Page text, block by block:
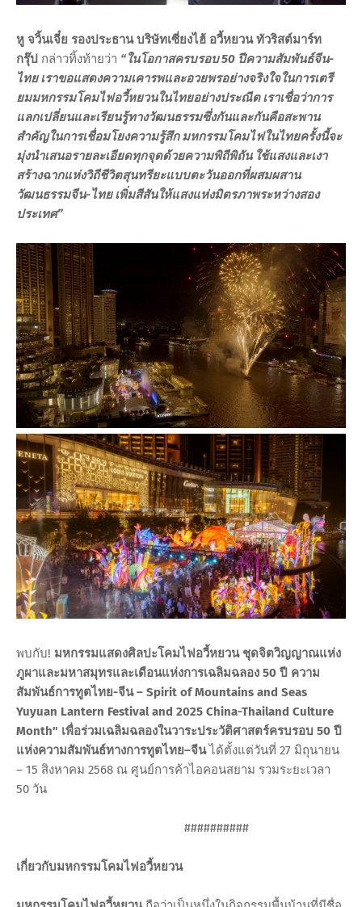
หู จวิ้นเจี๋ย รองประธาน บริษัทเซี่ยงไฮ้ อวี้หยวน ทัวริสต์มาร์ท
กรุ๊ป กล่าวทิ้งท้ายว่า “ในโอกาสครบรอบ 50 ปีความสัมพันธ์จีน-
ไทย เราขอแสดงความเคารพและอวยพรอย่างจริงใจในการเตรี
ยมมหกรรมโคมไฟอวี้หยวนในไทยอย่างประณีต เราเชื่อว่าการ
แลกเปลี่ยนและเรียนรู้ทางวัฒนธรรมซึ่งกันและกันคือสะพาน
สำคัญในการเชื่อมโยงความรู้สึก มหกรรมโคมไฟในไทยครั้งนี้จะ
มุ่งนำเสนอรายละเอียดทุกจุดด้วยความพิถีพิถัน ใช้แสงและเงา
สร้างฉากแห่งวิถีชีวิตสุนทรียะแบบตะวันออกที่ผสมผสาน
วัฒนธรรมจีน-ไทย เพิ่มสีสันให้แสงแห่งมิตรภาพระหว่างสอง
ประเทศ”
พบกับ! มหกรรมแสดงศิลปะโคมไฟอวี้หยวน ชุดจิตวิญญาณแห่ง
ภูผาและมหาสมุทรและเดือนแห่งการเฉลิมฉลอง 50 ปี ความ
สัมพันธ์การทูตไทย-จีน – Spirit of Mountains and Seas
Yuyuan Lantern Festival and 2025 China-Thailand Culture
Month" เพื่อร่วมเฉลิมฉลองในวาระประวัติศาสตร์ครบรอบ 50 ปี
แห่งความสัมพันธ์ทางการทูตไทย–จีนได้ตั้งแต่วันที่ 27 มิถุนายน
– 15 สิงหาคม 2568 ณ ศูนย์การค้าไอคอนสยาม รวมระยะเวลา
50 วัน
##########
เกี่ยวกับมหกรรมโคมไฟอวี้หยวน